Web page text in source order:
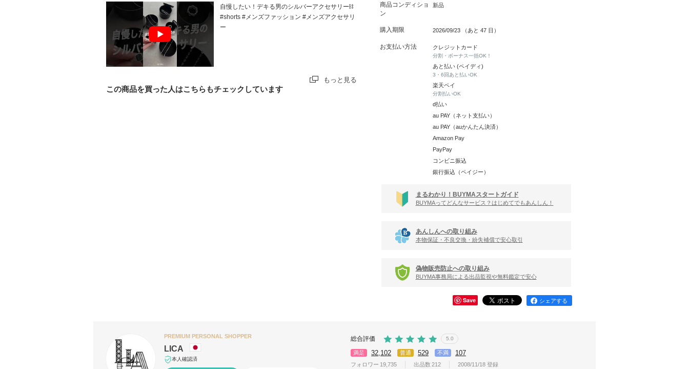
自慢したい！デキる男のシルバーアクセサリー⛓
#shorts #メンズファッション #メンズアクセサリ
ー
もっと見る
この商品を買った人はこちらもチェックしています
商品コンディショ
ン
新品
購入期限 2026/09/23 （あと 47 日）
お支払い方法 クレジットカード
分割・ボーナス一括OK！
あと払い (ペイディ)
3・6回あと払いOK
楽天ペイ
分割払いOK
d払い
au PAY（ネット支払い）
au PAY（auかんたん決済）
Amazon Pay
PayPay
コンビニ振込
銀行振込（ペイジー）
まるわかり！BUYMAスタートガイド
BUYMAってどんなサービス？はじめてでもあんしん！
あんしんへの取り組み
本物保証・不良交換・紛失補償で安心取引
偽物販売防止への取り組み
BUYMA事務局による出品監視や無料鑑定で安心
Save シェアする
PREMIUM PERSONAL SHOPPER
LICA
本人確認済
総合評価 5.0
満足 32,102 普通 529 不満 107
フォロワー 19,735 出品数 212 2008/11/18 登録